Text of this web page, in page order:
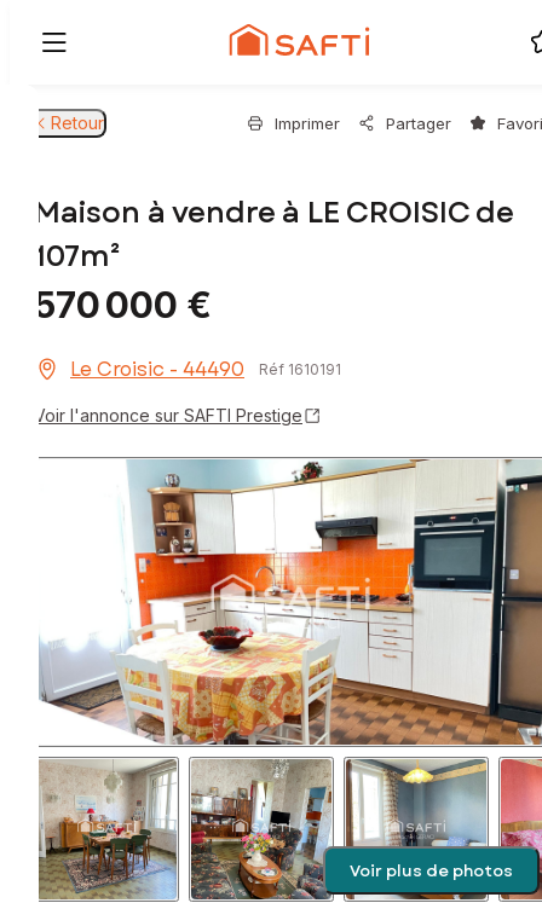
Retour Imprimer Partager
Maison à vendre à LE CROISIC de
107m²
570 000 €
Le Croisic - 44490 Réf 1610191
Voir l'annonce sur SAFTI Prestige
Voir plus de photos